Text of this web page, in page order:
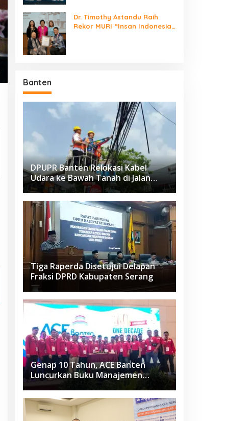
Dr. Timothy Astandu Raih
Rekor MURI “Insan Indonesia
Banten
DPUPR Banten Relokasi Kabel
Udara ke Bawah Tanah di Jalan
Raden Fatah Ciledug
Tiga Raperda Disetujui Delapan
Fraksi DPRD Kabupaten Serang
Genap 10 Tahun, ACE Banten
Luncurkan Buku Manajemen
Fasilitas